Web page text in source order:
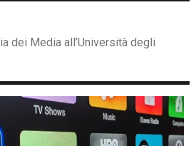
dei Media all’Università degli